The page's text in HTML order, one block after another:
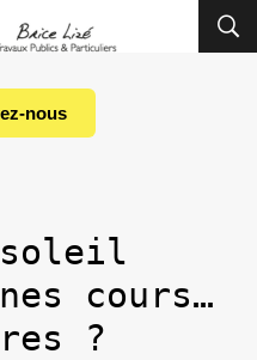
nous
soleil
cours…
?